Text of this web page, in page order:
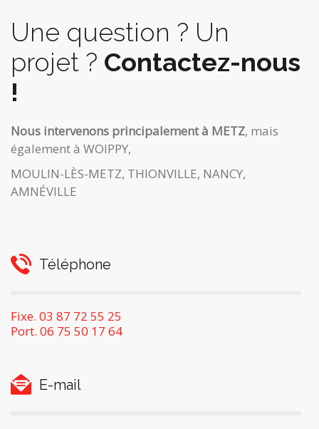
Une question ? Un
projet ? Contactez-nous
!
Nous intervenons principalement à METZ, mais
également à WOIPPY,
MOULIN-LÈS-METZ, THIONVILLE, NANCY,
AMNÉVILLE
Téléphone
Fixe. 03 87 72 55 25
Port. 06 75 50 17 64
E-mail